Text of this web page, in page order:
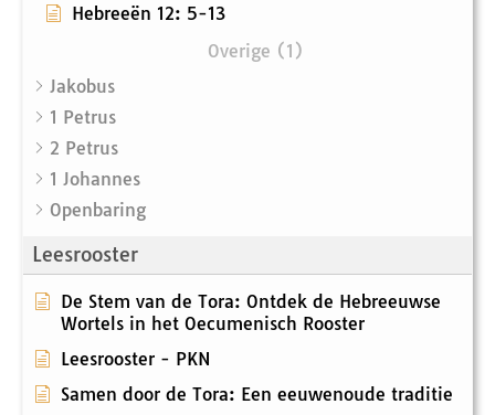
Hebreeën 12: 5-13
Overige (1)
Jakobus
1 Petrus
2 Petrus
1 Johannes
Openbaring
Leesrooster
De Stem van de Tora: Ontdek de Hebreeuwse
Wortels in het Oecumenisch Rooster
Leesrooster - PKN
Samen door de Tora: Een eeuwenoude traditie